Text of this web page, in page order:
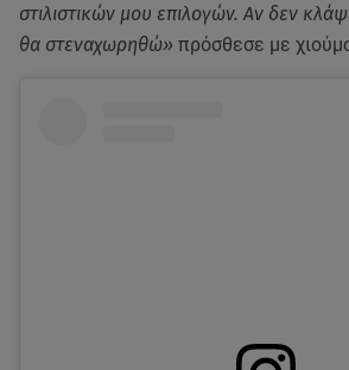
στιλιστικών μου επιλογών. Αν δεν
θα στεναχωρηθώ» πρόσθεσε με